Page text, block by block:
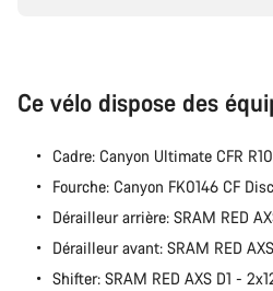
Ce vélo dispose des
Cadre: Canyon Ultimate CFR
Fourche: Canyon FK0146 CF Disc
Dérailleur arrière: SRAM RED
Dérailleur avant: SRAM RED
Shifter: SRAM RED AXS D1 -